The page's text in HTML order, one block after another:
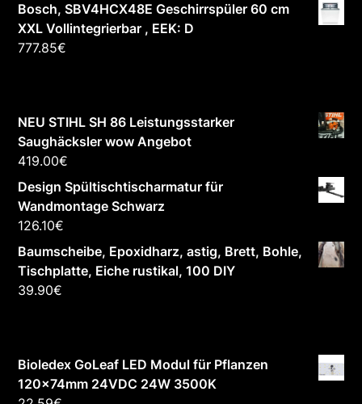
Bosch, SBV4HCX48E Geschirrspüler 60 cm
XXL Vollintegrierbar , EEK: D
777.85€
NEU STIHL SH 86 Leistungsstarker
Saughäcksler wow Angebot
419.00€
Design Spültischtischarmatur für
Wandmontage Schwarz
126.10€
Baumscheibe, Epoxidharz, astig, Brett, Bohle,
Tischplatte, Eiche rustikal, 100 DIY
39.90€
Bioledex GoLeaf LED Modul für Pflanzen
120x74mm 24VDC 24W 3500K